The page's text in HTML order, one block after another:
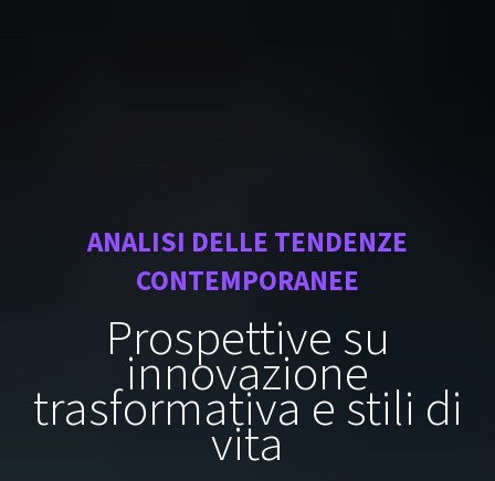
ANALISI DELLE TENDENZE
CONTEMPORANEE
Prospettive su
innovazione
trasformativa e stili di
vita